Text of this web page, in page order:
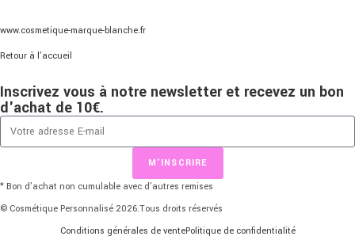
www.cosmetique-marque-blanche.fr
Retour à l’accueil
Inscrivez vous à notre newsletter et recevez un bon
d'achat de 10€.
M'INSCRIRE
* Bon d’achat non cumulable avec d’autres remises
© Cosmétique Personnalisé 2026.Tous droits réservés
Conditions générales de ventePolitique de confidentialité